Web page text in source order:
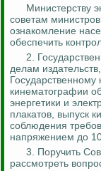
Министерству
советам
ознакомление
обеспечить
2.
делам
кинематографии
энергетики и
плакатов, выпуск
соблюдения
напряжением до
3. Поручить
рассмотреть